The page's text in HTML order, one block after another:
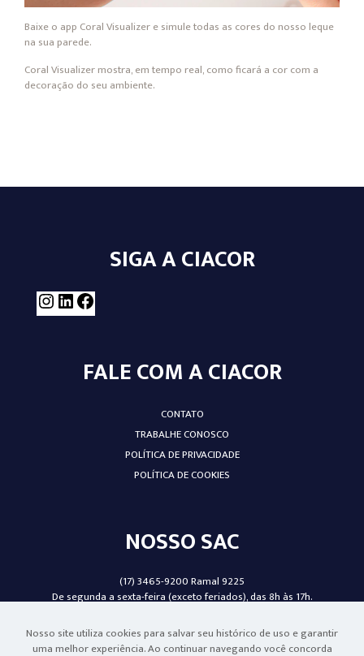
Baixe o app Coral Visualizer e simule todas as cores do nosso leque
na sua parede.
Coral Visualizer mostra, em tempo real, como ficará a cor com a
decoração do seu ambiente.
SIGA A CIACOR
FALE COM A CIACOR
CONTATO
TRABALHE CONOSCO
POLÍTICA DE PRIVACIDADE
POLÍTICA DE COOKIES
NOSSO SAC
(17) 3465-9200 Ramal 9225
De segunda a sexta-feira (exceto feriados), das 8h às 17h.
Nosso site utiliza cookies para salvar seu histórico de uso e garantir
uma melhor experiência. Ao continuar navegando você concorda